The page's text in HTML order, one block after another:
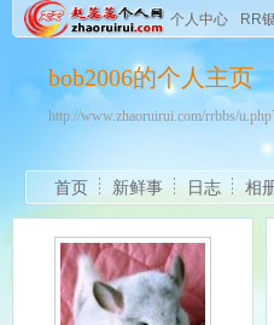
个人中心 RR
bob2006的个人主页
http://www.zhaoruirui.com/rrbbs/
首页 新鲜事 日志 相